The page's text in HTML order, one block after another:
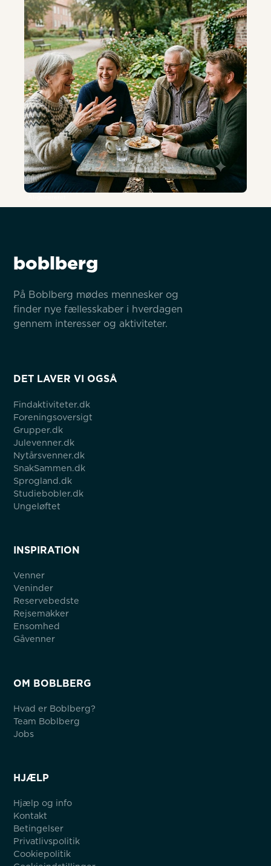
boblberg
På Boblberg mødes mennesker og
finder nye fællesskaber i hverdagen
gennem interesser og aktiviteter.
DET LAVER VI OGSÅ
Findaktiviteter.dk
Foreningsoversigt
Grupper.dk
Julevenner.dk
Nytårsvenner.dk
SnakSammen.dk
Sprogland.dk
Studiebobler.dk
Ungeløftet
INSPIRATION
Venner
Veninder
Reservebedste
Rejsemakker
Ensomhed
Gåvenner
OM BOBLBERG
Hvad er Boblberg?
Team Boblberg
Jobs
HJÆLP
Hjælp og info
Kontakt
Betingelser
Privatlivspolitik
Cookiepolitik